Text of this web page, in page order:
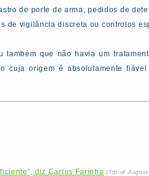
de porte de arma, pedidos de
de vigilância discreta ou controlos
também que não havia um
cuja origem é absolutamente
diz Carlos Farinha (7th of August